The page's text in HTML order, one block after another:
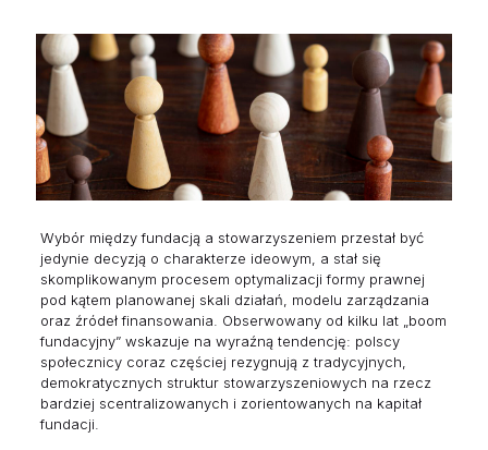
Wybór między fundacją a stowarzyszeniem przestał być
jedynie decyzją o charakterze ideowym, a stał się
skomplikowanym procesem optymalizacji formy prawnej
pod kątem planowanej skali działań, modelu zarządzania
oraz źródeł finansowania. Obserwowany od kilku lat „boom
fundacyjny” wskazuje na wyraźną tendencję: polscy
społecznicy coraz częściej rezygnują z tradycyjnych,
demokratycznych struktur stowarzyszeniowych na rzecz
bardziej scentralizowanych i zorientowanych na kapitał
fundacji.